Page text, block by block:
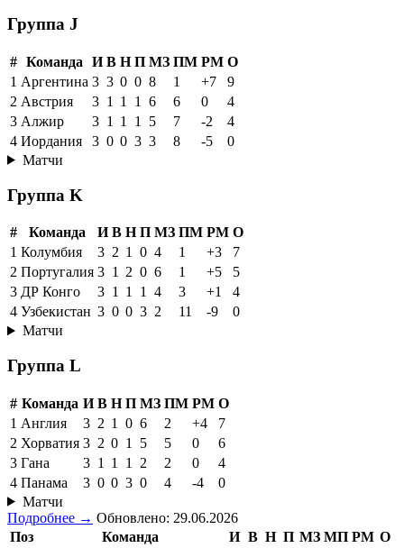
Группа J
# Команда И В Н П МЗ ПМ РМ О
1 Аргентина 3 3 0 0 8 1 +7
9
2 Австрия 3 1 1 1 6 6 0
4
3 Алжир 3 1 1 1 5 7 -2
4
4 Иордания 3 0 0 3 3 8 -5
0
Матчи
Группа K
# Команда И В Н П МЗ ПМ РМ О
1 Колумбия 3 2 1 0 4 1 +3
7
2 Португалия 3 1 2 0 6 1 +5
5
3 ДР Конго 3 1 1 1 4 3 +1
4
4 Узбекистан 3 0 0 3 2 11 -9
0
Матчи
Группа L
# Команда И В Н П МЗ ПМ РМ О
1 Англия 3 2 1 0 6 2 +4
7
2 Хорватия 3 2 0 1 5 5 0
6
3 Гана 3 1 1 1 2 2 0
4
4 Панама 3 0 0 3 0 4 -4
0
Матчи
Подробнее → Обновлено: 29.06.2026
Поз
Команда И В Н П МЗ МП РМ О